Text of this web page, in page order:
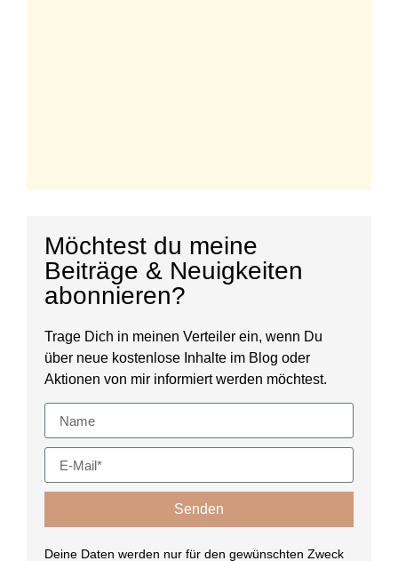
Möchtest du meine
Beiträge & Neuigkeiten
abonnieren?
Trage Dich in meinen Verteiler ein, wenn Du
über neue kostenlose Inhalte im Blog oder
Aktionen von mir informiert werden möchtest.
Senden
Deine Daten werden nur für den gewünschten Zweck